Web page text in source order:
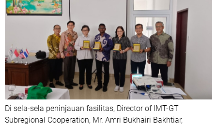
Di sela-sela peninjauan fasilitas, Director of IMT-GT
Subregional Cooperation, Mr. Amri Bukhairi Bakhtiar,